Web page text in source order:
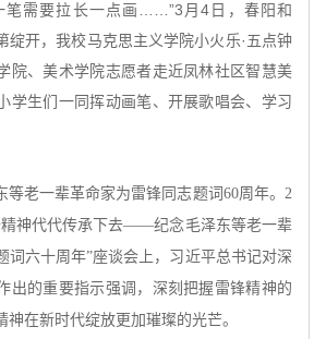
笔需要拉长一点画……”3月4日，春阳和
绽开，我校马克思主义学院小火乐·五点钟
院、美术学院志愿者走近凤林社区智慧美
学生们一同挥动画笔、开展歌唱会、学习
等老一辈革命家为雷锋同志题词 60周年。2
精神代代传承下去——纪念毛泽东等老一辈
词六十周年”座谈会上，习近平总书记对深
出的重要指示强调，深刻把握雷锋精神的
神在新时代绽放更加璀璨的光芒。